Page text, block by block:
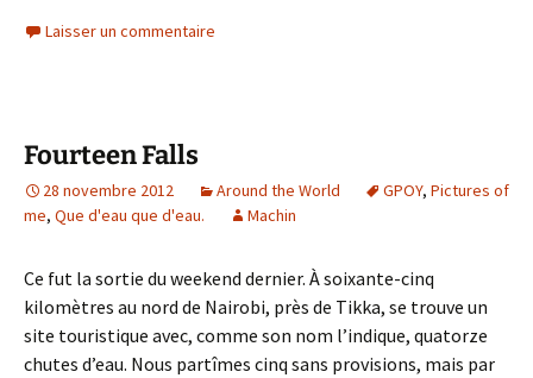
Laisser un commentaire
Fourteen Falls
28 novembre 2012 Around the World GPOY, Pictures of
me, Que d'eau que d'eau. Machin
Ce fut la sortie du weekend dernier. À soixante-cinq
kilomètres au nord de Nairobi, près de Tikka, se trouve un
site touristique avec, comme son nom l’indique, quatorze
chutes d’eau. Nous partîmes cinq sans provisions, mais par